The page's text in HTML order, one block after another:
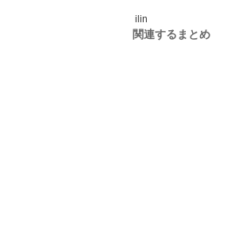
ilin
関連するまとめ